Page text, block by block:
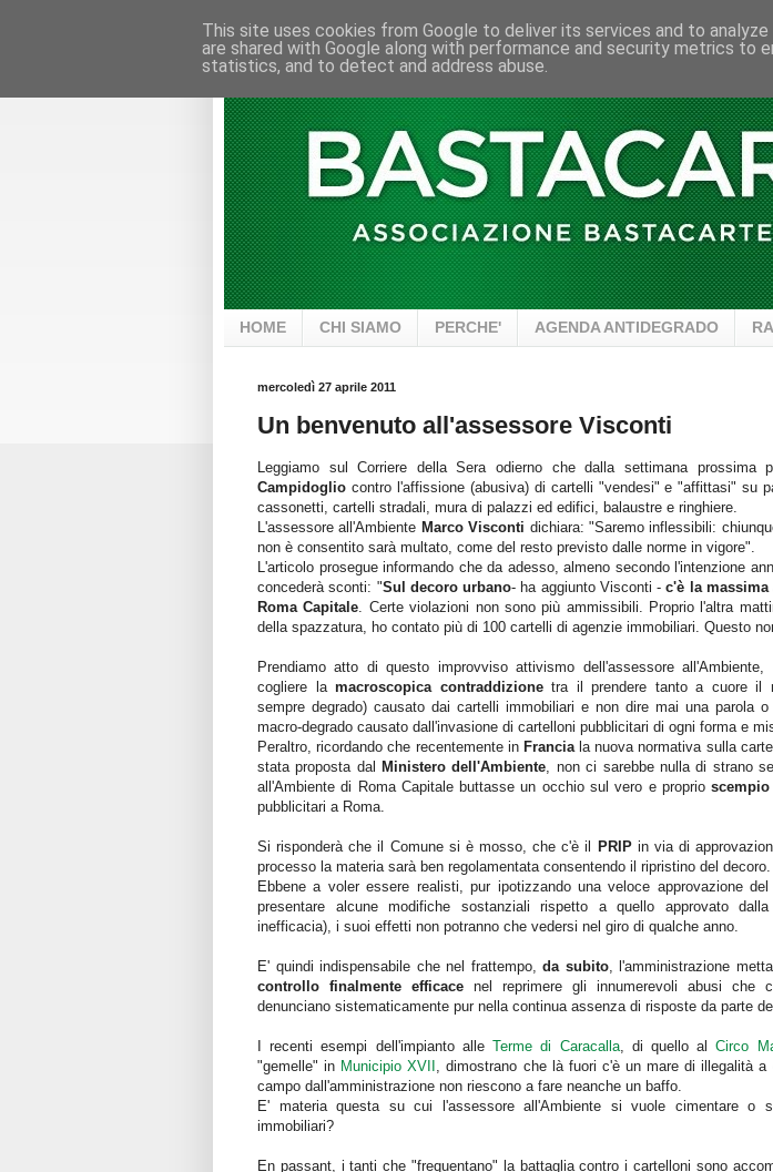
HOME CHI SIAMO PERCHE' AGENDA ANTIDEGRADO
mercoledì 27 aprile 2011
Un benvenuto all'assessore Visconti
Leggiamo sul Corriere della Sera odierno che dalla settimana prossima
Campidoglio contro l'affissione (abusiva) di cartelli "vendesi" e "affittasi" su
cassonetti, cartelli stradali, mura di palazzi ed edifici, balaustre e ringhiere.
L'assessore all'Ambiente Marco Visconti dichiara: "Saremo inflessibili:
non è consentito sarà multato, come del resto previsto dalle norme in vigore".
L'articolo prosegue informando che da adesso, almeno secondo l'intenzione
concederà sconti: "Sul decoro urbano- ha aggiunto Visconti -c'è la massima
Roma Capitale. Certe violazioni non sono più ammissibili. Proprio l'altra
della spazzatura, ho contato più di 100 cartelli di agenzie immobiliari. Questo
Prendiamo atto di questo improvviso attivismo dell'assessore
cogliere lamacroscopica contraddizionetra il prendere tanto a cuore il
sempre degrado) causato dai cartelli immobiliari e non dire mai una parola
macro-degrado causato dall'invasione di cartelloni pubblicitari di ogni forma e
Peraltro, ricordando che recentemente in Francia la nuova normativa sulla
stata proposta dal Ministero dell'Ambiente, non ci sarebbe nulla di strano
all'Ambiente di Roma Capitale buttasse un occhio sul vero e proprio
pubblicitari a Roma.
Si risponderà che il Comune si è mosso, che c'è il PRIP in via di
processo la materia sarà ben regolamentata consentendo il ripristino del decoro.
Ebbene a voler essere realisti, pur ipotizzando una veloce approvazione
presentare alcune modifiche sostanziali rispetto a quello approvato
inefficacia), i suoi effetti non potranno che vedersi nel giro di qualche anno.
E' quindi indispensabile che nel frattempo,da subito, l'amministrazione
controllo finalmente efficace nel reprimere gli innumerevoli abusi che
denunciano sistematicamente pur nella continua assenza di risposte da parte
I recenti esempi dell'impianto alleTerme di Caracalla, di quello alCirco
"gemelle" in Municipio XVII , dimostrano che là fuori c'è un mare di illegalità
campo dall'amministrazione non riescono a fare neanche un baffo.
E' materia questa su cui l'assessore all'Ambiente si vuole cimentare o
immobiliari?
En passant, i tanti che "frequentano" la battaglia contro i cartelloni sono
This site uses cookies from Google to deliver its services and to
are shared with Google along with performance and security metrics to
statistics, and to detect and address abuse.